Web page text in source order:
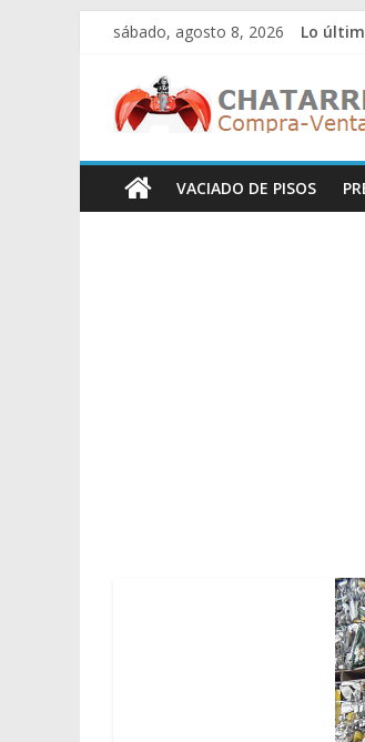
Saltar
contenido
sábado, agosto 8, 2026 Lo
–
Precio
VACIADO DE PISOS